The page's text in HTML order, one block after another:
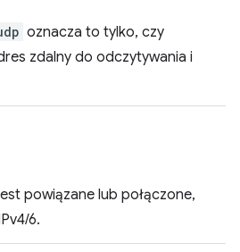
oznacza to tylko, czy
zdalny do odczytywania i
powiązane lub połączone,
6.